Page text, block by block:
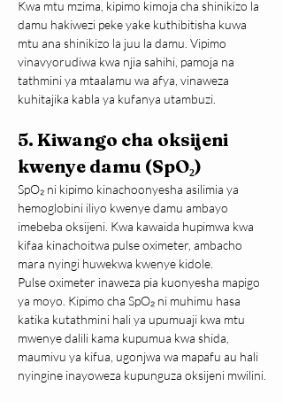
Kwa mtu mzima, kipimo kimoja cha shinikizo la
damu hakiwezi peke yake kuthibitisha kuwa
mtu ana shinikizo la juu la damu. Vipimo
vinavyorudiwa kwa njia sahihi, pamoja na
tathmini ya mtaalamu wa afya, vinaweza
kuhitajika kabla ya kufanya utambuzi.
5. Kiwango cha oksijeni
kwenye damu (SpO₂)
SpO₂ ni kipimo kinachoonyesha asilimia ya
hemoglobini iliyo kwenye damu ambayo
imebeba oksijeni. Kwa kawaida hupimwa kwa
kifaa kinachoitwa pulse oximeter, ambacho
mara nyingi huwekwa kwenye kidole.
Pulse oximeter inaweza pia kuonyesha mapigo
ya moyo. Kipimo cha SpO₂ ni muhimu hasa
katika kutathmini hali ya upumuaji kwa mtu
mwenye dalili kama kupumua kwa shida,
maumivu ya kifua, ugonjwa wa mapafu au hali
nyingine inayoweza kupunguza oksijeni mwilini.